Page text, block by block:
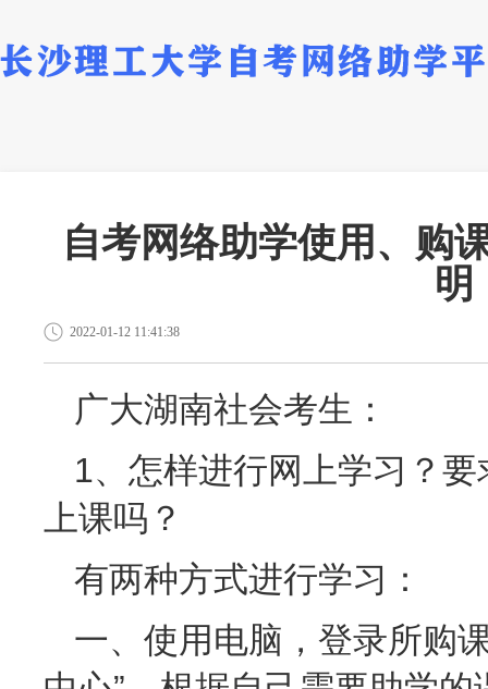
自考网络助学使用、购
明
2022-01-12 11:41:38
广大湖南社会考生：
1、怎样进行网上学习？
上课吗？
有两种方式进行学习：
一、使用电脑，登录所购